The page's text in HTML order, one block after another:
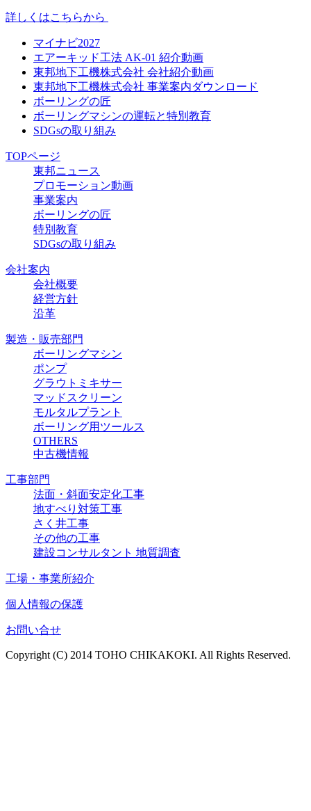
詳しくはこちらから
マイナビ2027
エアーキッド工法 AK-01 紹介動画
東邦地下工機株式会社 会社紹介動画
東邦地下工機株式会社 事業案内ダウンロード
ボーリングの匠
ボーリングマシンの運転と特別教育
SDGsの取り組み
TOPページ
東邦ニュース
プロモーション動画
事業案内
ボーリングの匠
特別教育
SDGsの取り組み
会社案内
会社概要
経営方針
沿革
製造・販売部門
ボーリングマシン
ポンプ
グラウトミキサー
マッドスクリーン
モルタルプラント
ボーリング用ツールス
OTHERS
中古機情報
工事部門
法面・斜面安定化工事
地すべり対策工事
さく井工事
その他の工事
建設コンサルタント 地質調査
工場・事業所紹介
個人情報の保護
お問い合せ
Copyright (C) 2014 TOHO CHIKAKOKI. All Rights Reserved.